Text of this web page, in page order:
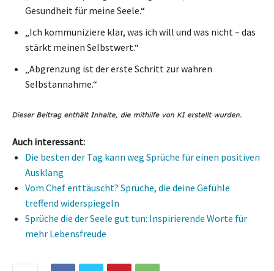
Gesundheit für meine Seele.“
„Ich kommuniziere klar, was ich will und was nicht – das
stärkt meinen Selbstwert.“
„Abgrenzung ist der erste Schritt zur wahren
Selbstannahme.“
Auch interessant:
Die besten der Tag kann weg Sprüche für einen positiven
Ausklang
Vom Chef enttäuscht? Sprüche, die deine Gefühle
treffend widerspiegeln
Sprüche die der Seele gut tun: Inspirierende Worte für
mehr Lebensfreude